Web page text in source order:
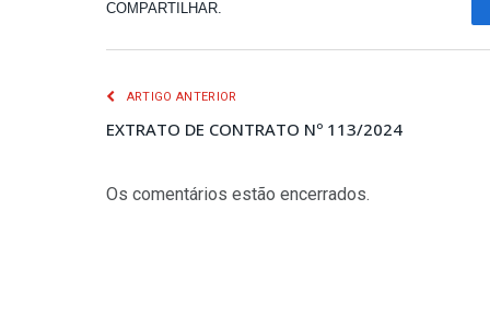
COMPARTILHAR.
ARTIGO ANTERIOR
EXTRATO DE CONTRATO Nº 113/2024
Os comentários estão encerrados.